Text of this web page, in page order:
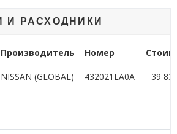
И РАСХОДНИКИ
Производитель Номер
NISSAN (GLOBAL) 432021LA0A 39